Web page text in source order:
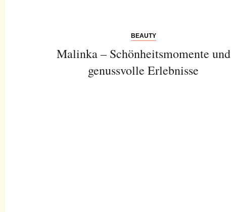
BEAUTY
Malinka – Schönheitsmomente und
genussvolle Erlebnisse